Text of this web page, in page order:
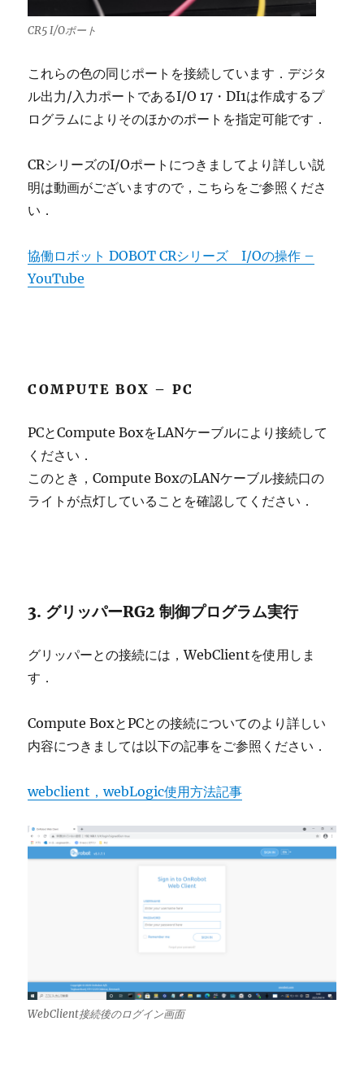
CR5 I/Oポート
これらの色の同じポートを接続しています．デジタ
ル出力/入力ポートであるI/O 17・DI1は作成するプ
ログラムによりそのほかのポートを指定可能です．
CRシリーズのI/Oポートにつきましてより詳しい説
明は動画がございますので，こちらをご参照くださ
い．
協働ロボット DOBOT CRシリーズ I/Oの操作 –
YouTube
COMPUTE BOX – PC
PCとCompute BoxをLANケーブルにより接続して
ください．
このとき，Compute BoxのLANケーブル接続口の
ライトが点灯していることを確認してください．
3. グリッパーRG2 制御プログラム実行
グリッパーとの接続には，WebClientを使用しま
す．
Compute BoxとPCとの接続についてのより詳しい
内容につきましては以下の記事をご参照ください．
webclient，webLogic使用方法記事
WebClient接続後のログイン画面